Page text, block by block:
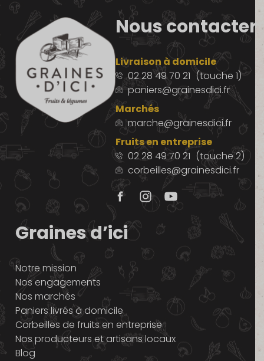
Nous contacter
Livraison à domicile
02 28 49 70 21 (touche 1)
paniers@grainesdici.fr
Marchés
marche@grainesdici.fr
Fruits en entreprise
02 28 49 70 21 (touche 2)
corbeilles@grainesdici.fr
Graines d’ici
Notre mission
Nos engagements
Nos marchés
Paniers livrés à domicile
Corbeilles de fruits en entreprise
Nos producteurs et artisans locaux
Blog